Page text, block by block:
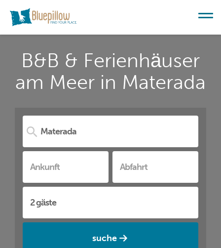
B&B & Ferienhäuser
am Meer in Materada
suche